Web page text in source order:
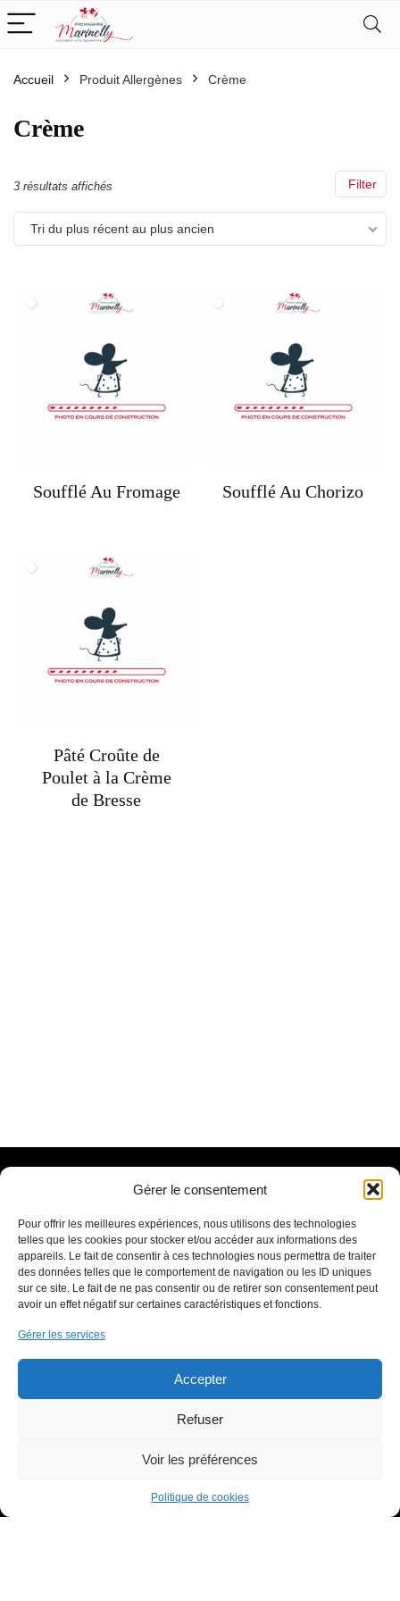
Gérer le consentement
Pour offrir les meilleures expériences, nous utilisons des technologies
telles que les cookies pour stocker et/ou accéder aux informations des
appareils. Le fait de consentir à ces technologies nous permettra de traiter
des données telles que le comportement de navigation ou les ID uniques
sur ce site. Le fait de ne pas consentir ou de retirer son consentement peut
avoir un effet négatif sur certaines caractéristiques et fonctions.
Gérer les services
Accepter
Refuser
Voir les préférences
Politique de cookies
Accueil Produit Allergènes Crème
Crème
Filter
3 résultats affichés
du
plus
plus
Tri du plus récent au plus ancien
Soufflé Au Fromage Soufflé Au Chorizo
Pâté Croûte de
Poulet à la Crème
de Bresse
03 85 31 80 92
06 70 81 40 38
73 route de Lyon ZAC Sud, 71000 Mâcon, FRANCE
Informations
Mentions légales